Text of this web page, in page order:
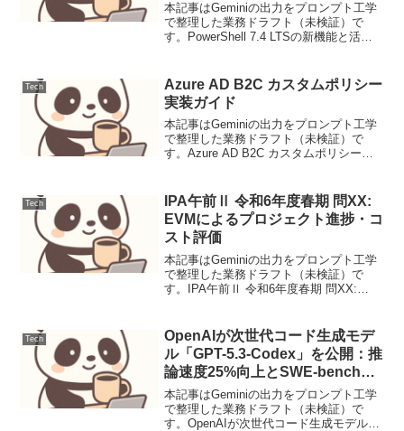
本記事はGeminiの出力をプロンプト工学
で整理した業務ドラフト（未検証）で
す。PowerShell 7.4 LTSの新機能と活
(Long Te...
Tech
Azure AD B2C カスタムポリシー
実装ガイド
本記事はGeminiの出力をプロンプト工学
で整理した業務ドラフト（未検証）で
す。Azure AD B2C カスタムポリシー実
セス...
Tech
IPA午前Ⅱ 令和6年度春期 問XX:
EVMによるプロジェクト進捗・コ
スト評価
本記事はGeminiの出力をプロンプト工学
で整理した業務ドラフト（未検証）で
す。IPA午前Ⅱ 令和6年度春期 問XX:
用いてプロジェクトの計...
Tech
OpenAIが次世代コード生成モデ
ル「GPT-5.3-Codex」を公開：推
論速度25%向上とSWE-bench
ProでのSOTA達成
本記事はGeminiの出力をプロンプト工学
で整理した業務ドラフト（未検証）で
す。OpenAIが次世代コード生成モデル